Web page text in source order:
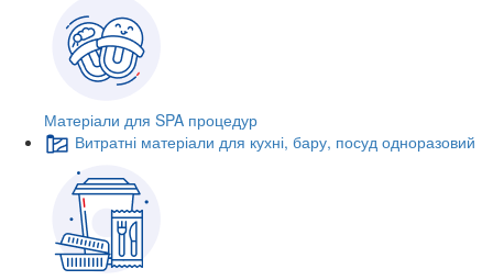
Матеріали для SPA процедур
Витратні матеріали для кухні, бару, посуд одноразовий